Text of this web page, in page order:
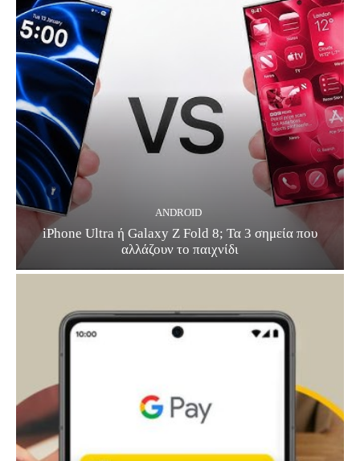
ANDROID
iPhone Ultra ή Galaxy Z Fold 8; Τα 3 σημεία που
αλλάζουν το παιχνίδι